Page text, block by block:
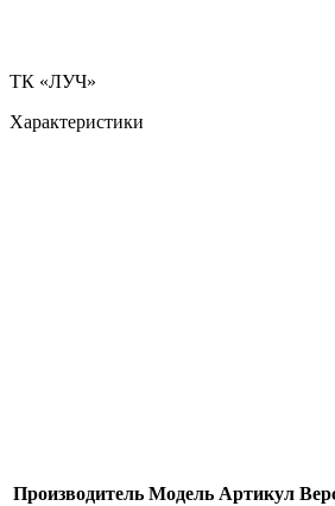
ТК «ЛУЧ»
Характеристики
Производитель Модель Артикул